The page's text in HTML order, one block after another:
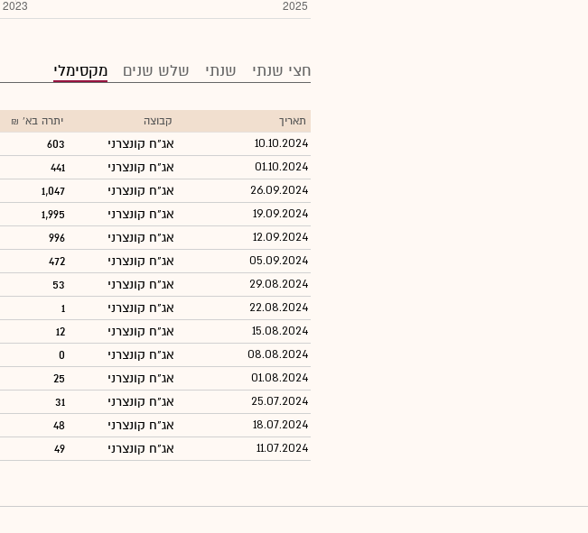
חצי שנתי שנתי שלש שנים מקסימלי
תאריך קבוצה יתרה בא' ₪
10.10.2024 אג"ח קונצרני 603
01.10.2024 אג"ח קונצרני 441
26.09.2024 אג"ח קונצרני 1,047
19.09.2024 אג"ח קונצרני 1,995
12.09.2024 אג"ח קונצרני 996
05.09.2024 אג"ח קונצרני 472
29.08.2024 אג"ח קונצרני 53
22.08.2024 אג"ח קונצרני 1
15.08.2024 אג"ח קונצרני 12
08.08.2024 אג"ח קונצרני 0
01.08.2024 אג"ח קונצרני 25
25.07.2024 אג"ח קונצרני 31
18.07.2024 אג"ח קונצרני 48
11.07.2024 אג"ח קונצרני 49